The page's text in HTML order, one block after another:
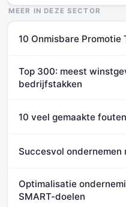
MEER IN DEZE SECTOR
10 Onmisbare Promotie
Top 300: meest
bedrijfstakken
10 veel gemaakte
Succesvol ondernemen
Optimalisatie
SMART-doelen